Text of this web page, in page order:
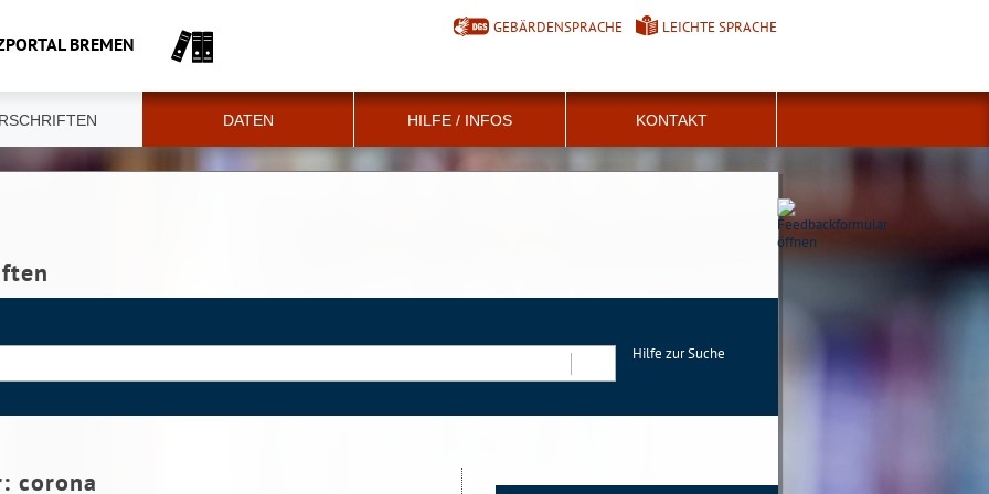
BREMEN
GEBÄRDENSPRACHE LEICHTE SPRACHE
DATEN HILFE / INFOS KONTAKT
Hilfe zur Suche
corona